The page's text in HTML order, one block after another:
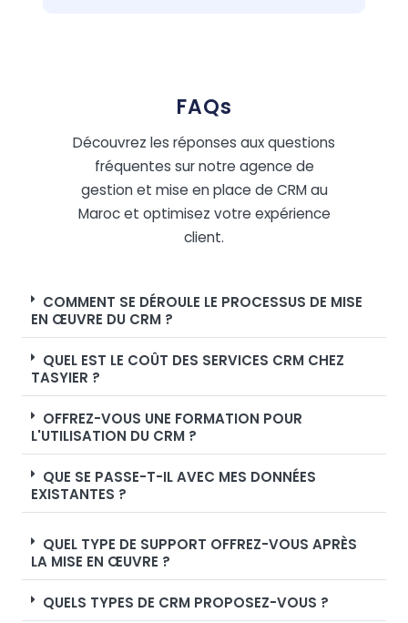
FAQs
Découvrez les réponses aux questions
fréquentes sur notre agence de
gestion et mise en place de CRM au
Maroc et optimisez votre expérience
client.
COMMENT SE DÉROULE LE PROCESSUS DE MISE
EN ŒUVRE DU CRM ?
QUEL EST LE COÛT DES SERVICES CRM CHEZ
TASYIER ?
OFFREZ-VOUS UNE FORMATION POUR
L'UTILISATION DU CRM ?
QUE SE PASSE-T-IL AVEC MES DONNÉES
EXISTANTES ?
QUEL TYPE DE SUPPORT OFFREZ-VOUS APRÈS
LA MISE EN ŒUVRE ?
QUELS TYPES DE CRM PROPOSEZ-VOUS ?